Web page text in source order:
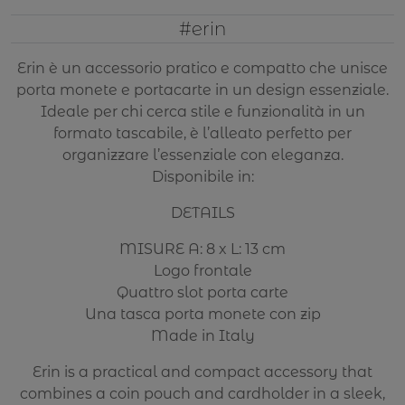
#erin
Erin è un accessorio pratico e compatto che unisce
porta monete e portacarte in un design essenziale.
Ideale per chi cerca stile e funzionalità in un
formato tascabile, è l’alleato perfetto per
organizzare l’essenziale con eleganza.
Disponibile in:
DETAILS
MISURE A: 8 x L: 13 cm
Logo frontale
Quattro slot porta carte
Una tasca porta monete con zip
Made in Italy
Erin is a practical and compact accessory that
combines a coin pouch and cardholder in a sleek,